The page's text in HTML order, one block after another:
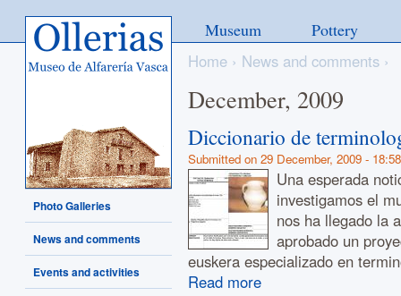
Ollerias - Museo de Alfarería
Vasca
Home › News and comments ›
December, 2009
Diccionario de
Submitted on 29 December, 2009 - 18:58
Una esperada
investigamos el
nos ha llegado la
aprobado un
euskera especializado en
Read more
Museum Pottery
Photo Galleries
News and comments
Events and activities